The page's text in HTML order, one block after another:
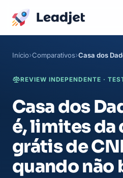
Início Comparativos Casa dos
REVIEW INDEPENDENTE ·
Casa dos
é, limites da
grátis de
quando não